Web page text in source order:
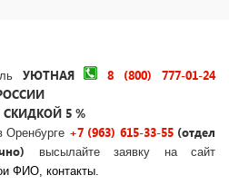
УЮТНАЯ
8 (800) 777-01-24
5 %
Оренбурге +7 (963) 615-33-55(отдел
высылайте заявку на сайт
ФИО, контакты.